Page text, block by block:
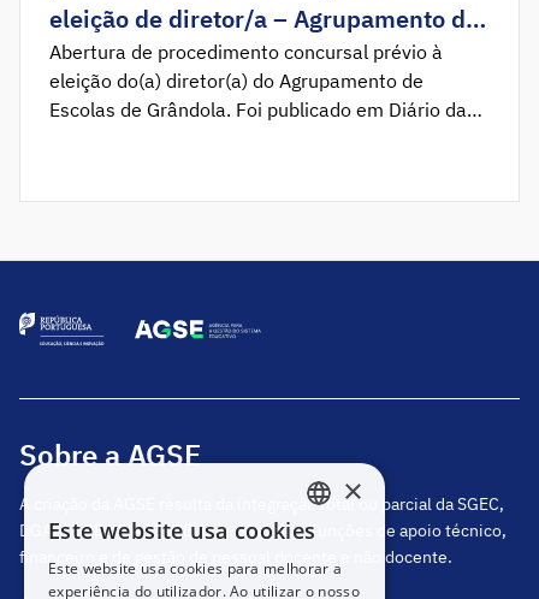
eleição de diretor/a – Agrupamento de
Escolas de Grândola
Abertura de procedimento concursal prévio à
eleição do(a) diretor(a) do Agrupamento de
Escolas de Grândola. Foi publicado em Diário da
eleição do(a) Diretor(a) do Agrupamento de
Sobre a AGSE
A criação da AGSE resulta da integração total ou parcial da SGEC,
DGAE, DGEstE e IGeFE, que centraliza funções de apoio técnico,
financeiro e de gestão de pessoal docente e não docente.
PORTUGUESE
ENGLISH
×
Este website usa cookies
Este website usa cookies para melhorar a
experiência do utilizador. Ao utilizar o nosso